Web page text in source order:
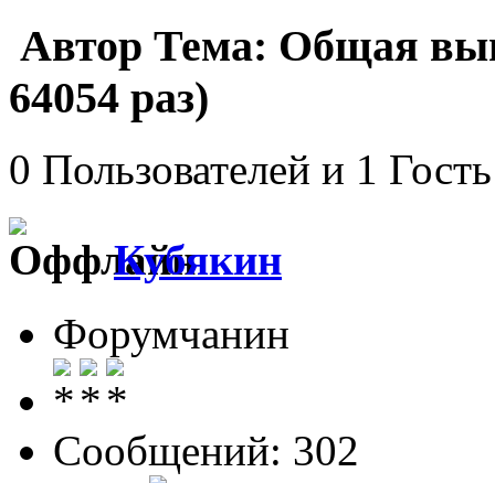
Автор Тема: Общая
64054 раз)
0 Пользователей и 1
Кубякин
Форумчанин
Сообщений: 302